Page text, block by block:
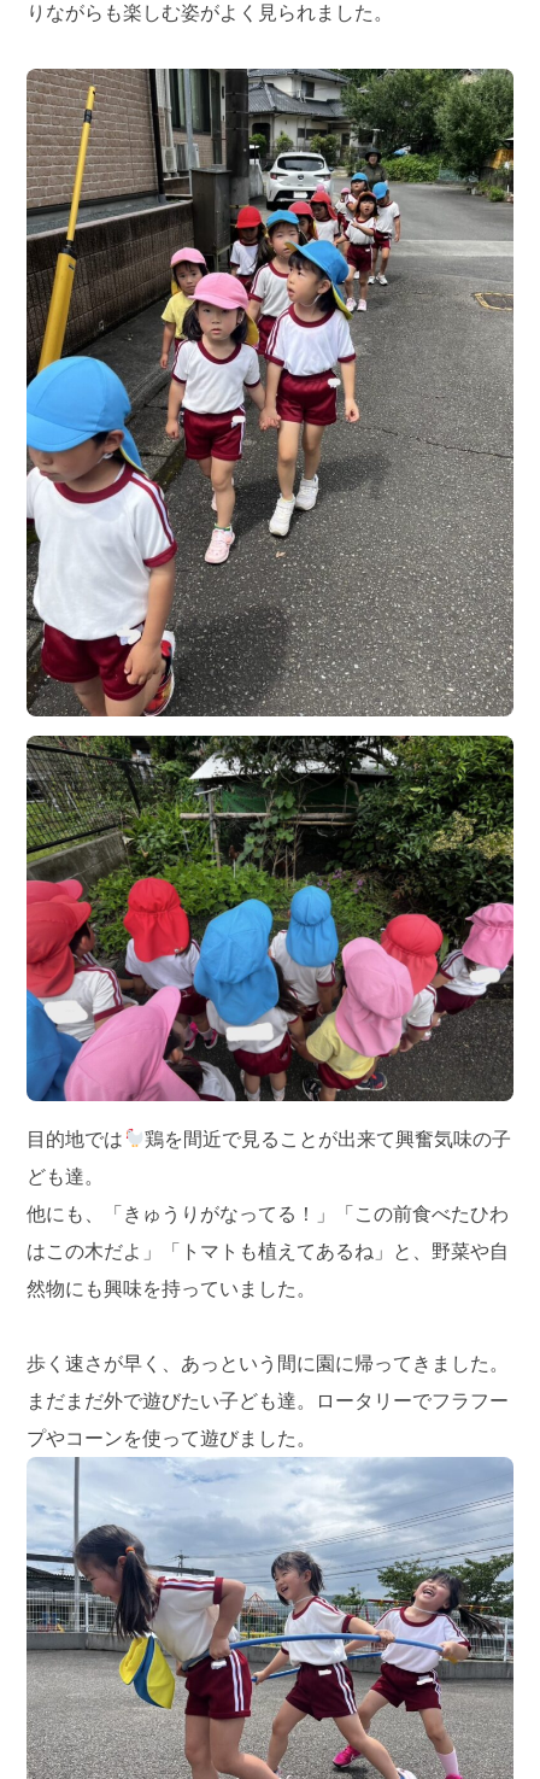
りながらも楽しむ姿がよく見られました。
目的地では
鶏を間近で見ることが出来て興奮気味の子
ども達。
他にも、「きゅうりがなってる！」「この前食べたひわ
はこの木だよ」「トマトも植えてあるね」と、野菜や自
然物にも興味を持っていました。
歩く速さが早く、あっという間に園に帰ってきました。
まだまだ外で遊びたい子ども達。ロータリーでフラフー
プやコーンを使って遊びました。